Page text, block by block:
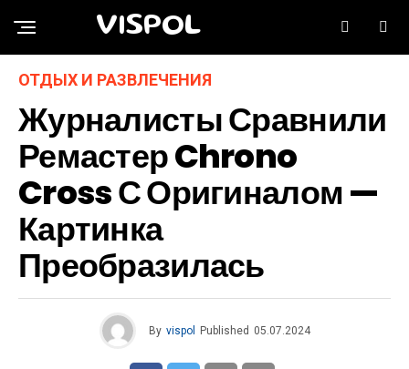
VISPOL
ОТДЫХ И РАЗВЛЕЧЕНИЯ
Журналисты Сравнили
Ремастер Chrono
Cross С Оригиналом —
Картинка
Преобразилась
By vispol Published 05.07.2024